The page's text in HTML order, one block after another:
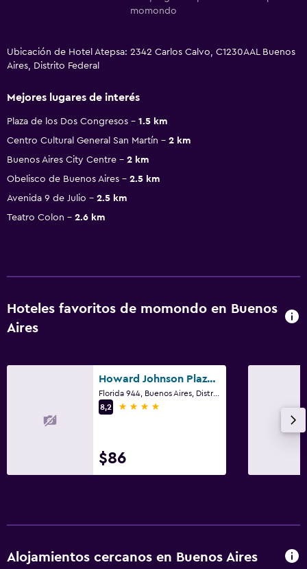
momondo
Ubicación de Hotel Atepsa: 2342 Carlos Calvo, C1230AAL Buenos
Aires, Distrito Federal
Mejores lugares de interés
Plaza de los Dos Congresos
1.5 km
Centro Cultural General San Martín
2 km
Buenos Aires City Centre
2 km
Obelisco de Buenos Aires
2.5 km
Avenida 9 de Julio
2.5 km
Teatro Colon
2.6 km
Hoteles favoritos de momondo en Buenos
Aires
Howard Johnson Plaza by Wyndham Buenos Aires Florida Street
Florida 944, Buenos Aires, Distrito Federal
8,2
4 estrellas
$86
Alojamientos cercanos en Buenos Aires